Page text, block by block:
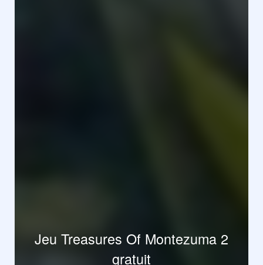
Jeu Treasures Of Montezuma 2
gratuit